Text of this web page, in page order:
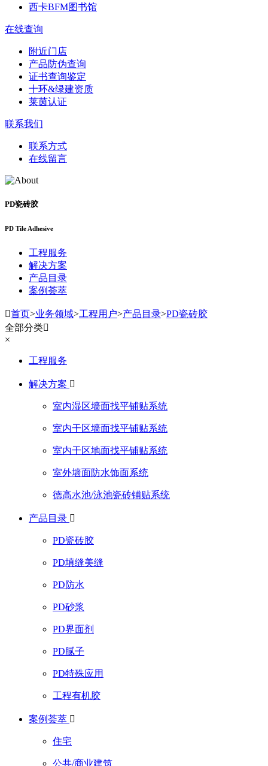
西卡BFM图书馆
在线查询
附近门店
产品防伪查询
证书查询鉴定
十环&绿建资质
莱茵认证
联系我们
联系方式
在线留言
PD瓷砖胶
PD Tile Adhesive
工程服务
解决方案
产品目录
案例荟萃
首页>业务领域>工程用户>产品目录>PD瓷砖胶
全部分类
×
工程服务
解决方案 
室内湿区墙面找平铺贴系统
室内干区墙面找平铺贴系统
室内干区地面找平铺贴系统
室外墙面防水饰面系统
德高水池/泳池瓷砖铺贴系统
产品目录 
PD瓷砖胶
PD填缝美缝
PD防水
PD砂浆
PD界面剂
PD腻子
PD特殊应用
工程有机胶
案例荟萃 
住宅
公共/商业建筑